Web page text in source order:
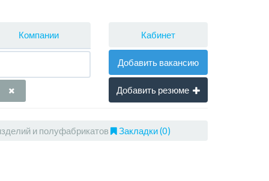
Компании Кабинет
Добавить вакансию
Добавить резюме
и полуфабрикатов Закладки (0)